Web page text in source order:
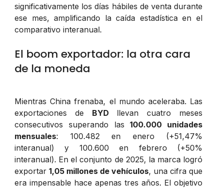
significativamente los días hábiles de venta durante
ese mes, amplificando la caída estadística en el
comparativo interanual.
El boom exportador: la otra cara
de la moneda
Mientras China frenaba, el mundo aceleraba. Las
exportaciones de BYD llevan cuatro meses
consecutivos superando las100.000 unidades
mensuales: 100.482 en enero (+51,47%
interanual) y 100.600 en febrero (+50%
interanual). En el conjunto de 2025, la marca logró
exportar 1,05 millones de vehículos, una cifra que
era impensable hace apenas tres años. El objetivo